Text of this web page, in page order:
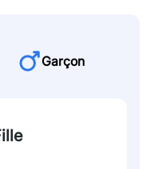
Garçon